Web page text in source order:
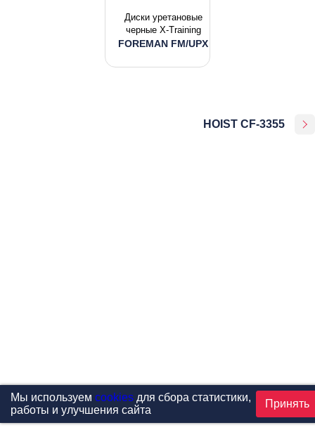
Диски уретановые
черные X-Training
FOREMAN FM/UPX
HOIST CF-3355
Мы используем cookiesдля сбора статистики,
работы и улучшения сайта
Принять